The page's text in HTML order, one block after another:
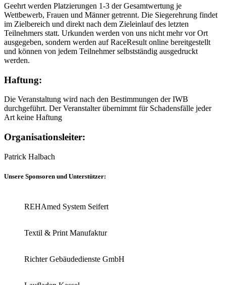
Geehrt werden Platzierungen 1-3 der Gesamtwertung je
Wettbewerb, Frauen und Männer getrennt. Die Siegerehrung findet
im Zielbereich und direkt nach dem Zieleinlauf des letzten
Teilnehmers statt. Urkunden werden von uns nicht mehr vor Ort
ausgegeben, sondern werden auf RaceResult online bereitgestellt
und können von jedem Teilnehmer selbstständig ausgedruckt
werden.
Haftung:
Die Veranstaltung wird nach den Bestimmungen der IWB
durchgeführt. Der Veranstalter übernimmt für Schadensfälle jeder
Art keine Haftung
Organisationsleiter:
Patrick Halbach
Unsere Sponsoren und Unterstützer:
REHAmed System Seifert
Textil & Print Manufaktur
Richter Gebäudedienste GmbH